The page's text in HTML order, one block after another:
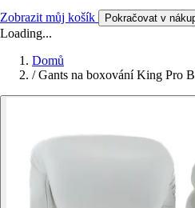
Zobrazit můj košík Pokračovat v
Loading...
Domů
/ Gants na boxování King Pro